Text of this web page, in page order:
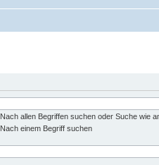
Nach allen Begriffen suchen oder Suche wie
Nach einem Begriff suchen